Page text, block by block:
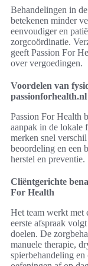
Behandelingen in
betekenen minder
eenvoudiger en
zorgcoördinatie.
geeft Passion For
over vergoedingen.
Voordelen van
passionforhealth.nl
Passion For Health
aanpak in de lokale
merken snel
beoordeling en een
herstel en preventie.
Cliëntgerichte
For Health
Het team werkt met
eerste afspraak
doelen. De
manuele therapie,
spierbehandeling en